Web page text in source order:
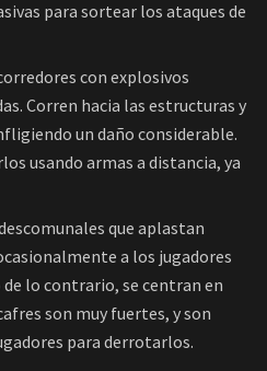
para sortear los ataques de
con explosivos
Corren hacia las estructuras y
un daño considerable.
usando armas a distancia, ya
que aplastan
a los jugadores
lo contrario, se centran en
son muy fuertes, y son
para derrotarlos.